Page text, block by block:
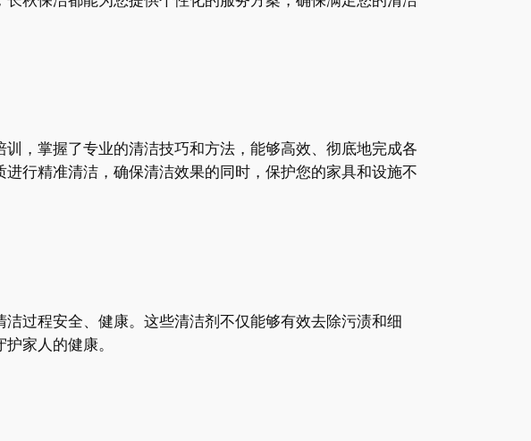
，掌握了专业的清洁技巧和方法，能够高效、彻底地完成各
行精准清洁，确保清洁效果的同时，保护您的家具和设施不
过程安全、健康。这些清洁剂不仅能够有效去除污渍和细
家人的健康。